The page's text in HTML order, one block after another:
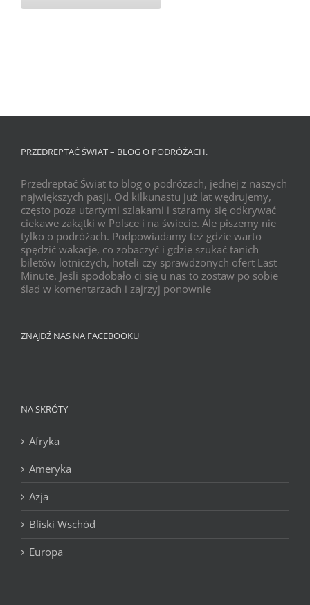
PRZEDREPTAĆ ŚWIAT – BLOG O PODRÓŻACH.
Przedreptać Świat to blog o podróżach, jednej z naszych
największych pasji. Od kilkunastu już lat wędrujemy,
często poza utartymi szlakami i staramy się odkrywać
ciekawe zakątki w Polsce i na świecie. Ale piszemy nie
tylko o podróżach. Podpowiadamy też gdzie warto
spędzić wakacje, co zobaczyć i gdzie szukać tanich
biletów lotniczych, hoteli czy sprawdzonych ofert Last
Minute. Jeśli spodobało ci się u nas to zostaw po sobie
ślad w komentarzach i zajrzyj ponownie
ZNAJDŹ NAS NA FACEBOOKU
NA SKRÓTY
Afryka
Ameryka
Azja
Bliski Wschód
Europa